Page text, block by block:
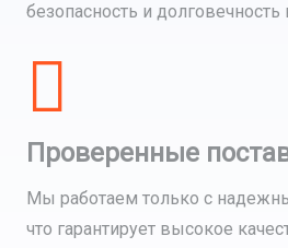
безопасность и
Проверенные
Мы работаем только с
что гарантирует высокое